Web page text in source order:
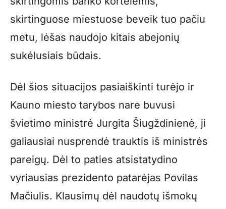
skirtinguose miestuose beveik tuo pačiu
metu, lėšas naudojo kitais abejonių
sukėlusiais būdais.
Dėl šios situacijos pasiaiškinti turėjo ir
Kauno miesto tarybos nare buvusi
švietimo ministrė Jurgita Šiugždinienė, ji
galiausiai nusprendė trauktis iš ministrės
pareigų. Dėl to paties atsistatydino
vyriausias prezidento patarėjas Povilas
Mačiulis. Klausimų dėl naudotų išmokų